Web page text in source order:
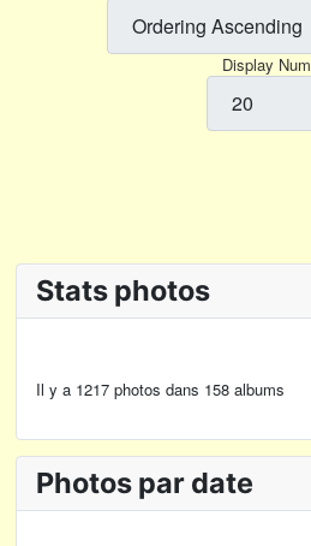
Stats photos
Il y a 1217 photos dans 158 albums
Photos par date
Display Num